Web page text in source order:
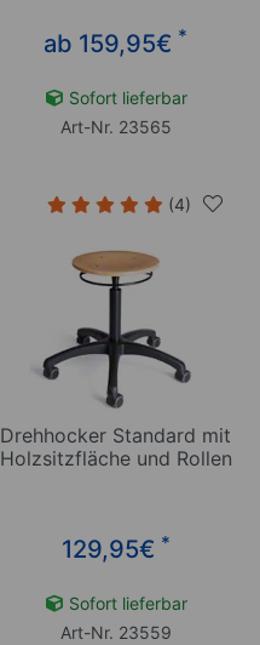
ab 159,95€ *
Sofort lieferbar
Art-Nr. 23565
(4)
Drehhocker Standard mit
Holzsitzfläche und Rollen
129,95€ *
Sofort lieferbar
Art-Nr. 23559